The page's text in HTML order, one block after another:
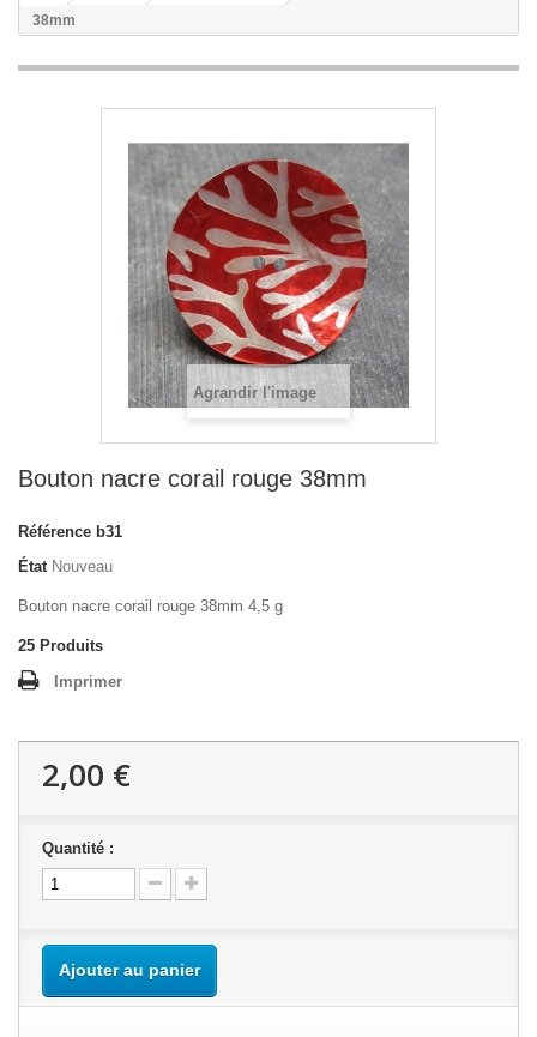
38mm
Agrandir l'image
Bouton nacre corail rouge 38mm
Référence b31
État Nouveau
Bouton nacre corail rouge 38mm 4,5 g
25 Produits
Imprimer
2,00 €
Quantité :
Ajouter au panier